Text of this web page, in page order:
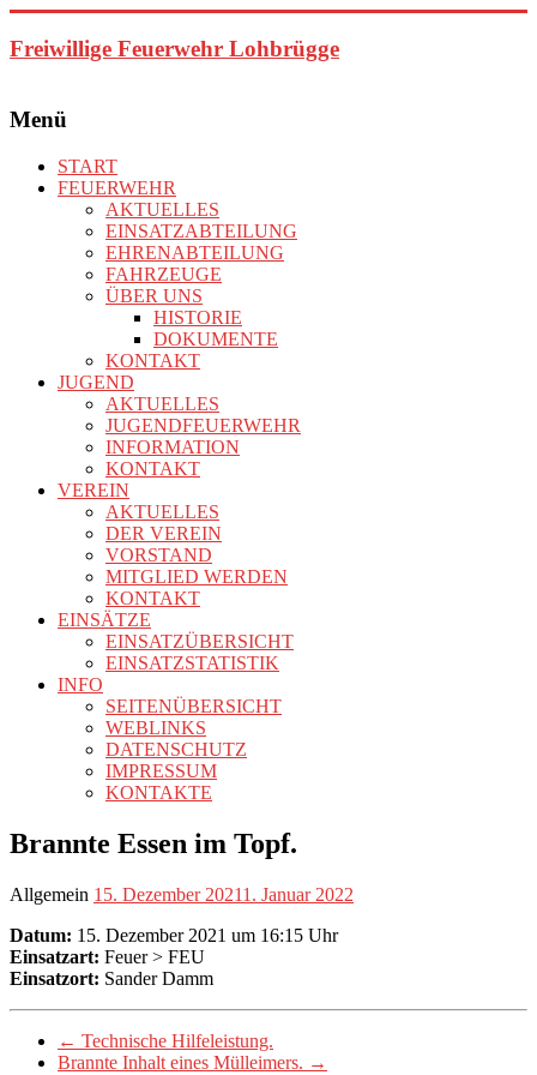
Inhalt
springen
Freiwillige Feuerwehr Lohbrügge
Menü
START
FEUERWEHR
AKTUELLES
EINSATZABTEILUNG
EHRENABTEILUNG
FAHRZEUGE
ÜBER UNS
HISTORIE
DOKUMENTE
KONTAKT
JUGEND
AKTUELLES
JUGENDFEUERWEHR
INFORMATION
KONTAKT
VEREIN
AKTUELLES
DER VEREIN
VORSTAND
MITGLIED WERDEN
KONTAKT
EINSÄTZE
EINSATZÜBERSICHT
EINSATZSTATISTIK
INFO
SEITENÜBERSICHT
WEBLINKS
DATENSCHUTZ
IMPRESSUM
KONTAKTE
Brannte Essen im Topf.
Allgemein 15. Dezember 20211. Januar 2022
Datum: 15. Dezember 2021 um 16:15 Uhr
Einsatzart: Feuer > FEU
Einsatzort: Sander Damm
← Technische Hilfeleistung.
Brannte Inhalt eines Mülleimers. →